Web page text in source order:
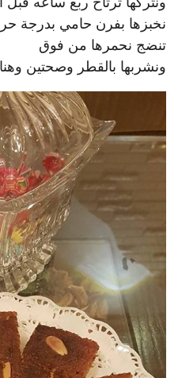
تنضج نحمرها من فوق
ونشربها بالقطر وصحتين وهنا